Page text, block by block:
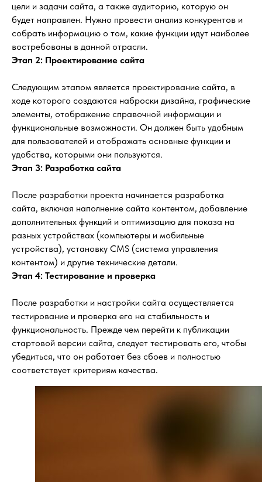
цели и задачи сайта, а также аудиторию, которую он
будет направлен. Нужно провести анализ конкурентов и
собрать информацию о том, какие функции идут наиболее
востребованы в данной отрасли.
Этап 2: Проектирование сайта
Следующим этапом является проектирование сайта, в
ходе которого создаются наброски дизайна, графические
элементы, отображение справочной информации и
функциональные возможности. Он должен быть удобным
для пользователей и отображать основные функции и
удобства, которыми они пользуются.
Этап 3: Разработка сайта
После разработки проекта начинается разработка
сайта, включая наполнение сайта контентом, добавление
дополнительных функций и оптимизацию для показа на
разных устройствах (компьютеры и мобильные
устройства), установку CMS (система управления
контентом) и другие технические детали.
Этап 4: Тестирование и проверка
После разработки и настройки сайта осуществляется
тестирование и проверка его на стабильность и
функциональность. Прежде чем перейти к публикации
стартовой версии сайта, следует тестировать его, чтобы
убедиться, что он работает без сбоев и полностью
соответствует критериям качества.